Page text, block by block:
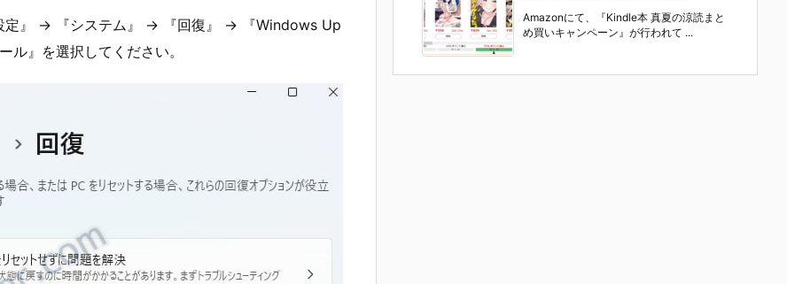
定』 → 『システム』 → 『回復』 → 『Windows Up
』を選択してください。
Amazonにて、『Kindle本 真夏の涼読まと
め買いキャンペーン』が行われて ...